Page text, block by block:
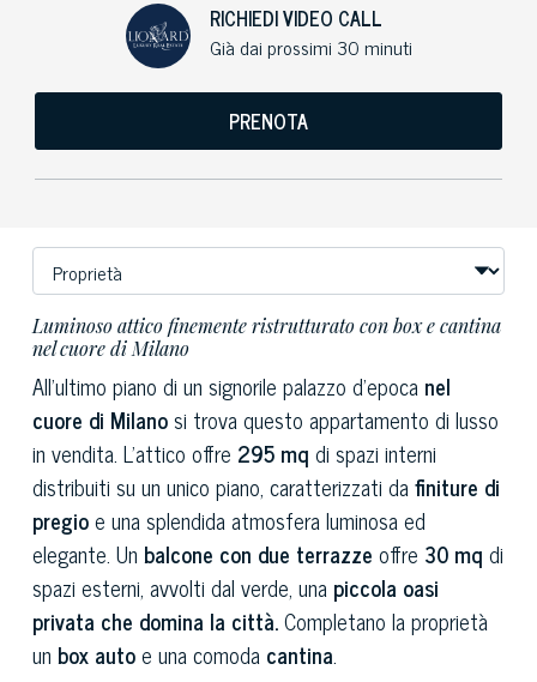
RICHIEDI VIDEO CALL
Già dai prossimi 30 minuti
PRENOTA
Luminoso attico finemente ristrutturato con box e cantina
nel cuore di Milano
All'ultimo piano di un signorile palazzo d'epoca nel
cuore di Milanosi trova questo appartamento di lusso
in vendita. L'attico offre 295 mq di spazi interni
distribuiti su un unico piano, caratterizzati dafiniture di
pregioe una splendida atmosfera luminosa ed
elegante. Un balcone con due terrazze offre 30 mq di
spazi esterni, avvolti dal verde, una piccola oasi
privata che domina la città.Completano la proprietà
un box autoe una comoda cantina.